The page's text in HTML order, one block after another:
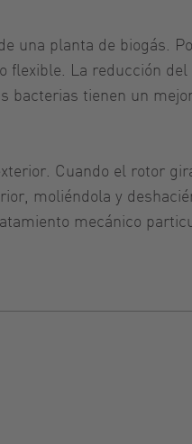
una planta de biogás.
flexible. La reducción
tienen un
Cuando el rotor
moliéndola y
mecánico